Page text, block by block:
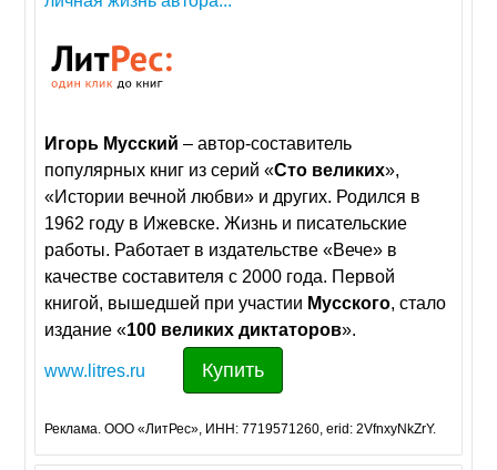
Игорь Мусский – автор-составитель
популярных книг из серий «Сто великих»,
«Истории вечной любви» и других. Родился в
1962 году в Ижевске. Жизнь и писательские
работы. Работает в издательстве «Вече» в
качестве составителя с 2000 года. Первой
книгой, вышедшей при участии Мусского, стало
издание «100 великих диктаторов».
www.litres.ru Купить
Реклама. ООО «ЛитРес», ИНН: 7719571260, erid: 2VfnxyNkZrY.